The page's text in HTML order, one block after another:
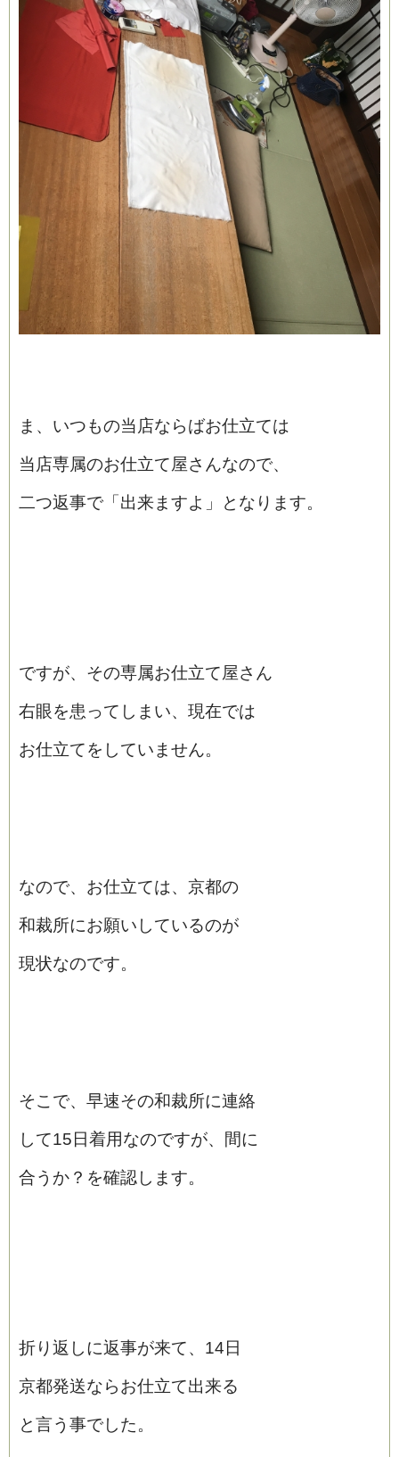
ま、いつもの当店ならばお仕立ては
当店専属のお仕立て屋さんなので、
二つ返事で「出来ますよ」となります。
ですが、その専属お仕立て屋さん
右眼を患ってしまい、現在では
お仕立てをしていません。
なので、お仕立ては、京都の
和裁所にお願いしているのが
現状なのです。
そこで、早速その和裁所に連絡
して15日着用なのですが、間に
合うか？を確認します。
折り返しに返事が来て、14日
京都発送ならお仕立て出来る
と言う事でした。